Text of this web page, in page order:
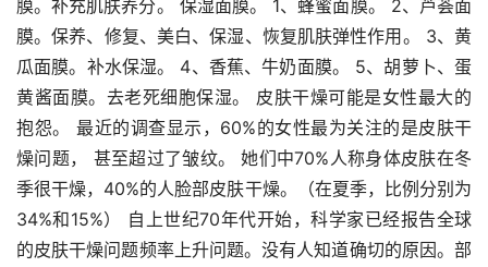
膜。补充肌肤养分。 保湿面膜。 1、蜂蜜面膜。 2、芦荟面
膜。保养、修复、美白、保湿、恢复肌肤弹性作用。 3、黄
瓜面膜。补水保湿。 4、香蕉、牛奶面膜。 5、胡萝卜、蛋
黄酱面膜。去老死细胞保湿。 皮肤干燥可能是女性最大的
抱怨。 最近的调查显示，60%的女性最为关注的是皮肤干
燥问题， 甚至超过了皱纹。 她们中70%人称身体皮肤在冬
季很干燥，40%的人脸部皮肤干燥。（在夏季，比例分别为
34%和15%） 自上世纪70年代开始，科学家已经报告全球
的皮肤干燥问题频率上升问题。没有人知道确切的原因。部